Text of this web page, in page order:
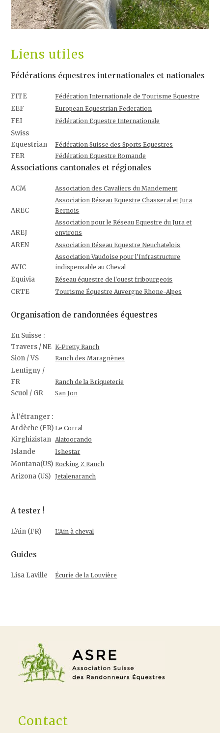
Liens utiles
Fédérations équestres internationales et nationales
FITE Fédération Internationale de Tourisme Équestre
EEF European Equestrian Federation
FEI Fédération Equestre Internationale
Swiss
Equestrian
Fédération Suisse des Sports Equestres
FER Fédération Equestre Romande
Associations cantonales et régionales
ACM Association des Cavaliers du Mandement
AREC
Association Réseau Equestre Chasseral et Jura
Bernois
AREJ
Association pour le Réseau Equestre du Jura et
environs
AREN Association Réseau Equestre Neuchatelois
AVIC
Association Vaudoise pour l'Infrastructure
indispensable au Cheval
Equivia Réseau équestre de l'ouest fribourgeois
CRTE Tourisme Équestre Auvergne Rhone-Alpes
Organisation de randonnées équestres
En Suisse :
Travers / NE K-Pretty Ranch
Sion / VS Ranch des Maragnènes
Lentigny /
FR
Ranch de la Briqueterie
Scuol / GR San Jon
À l'étranger :
Ardèche (FR) Le Corral
Kirghizistan Alatoorando
Islande Ishestar
Montana(US) Rocking Z Ranch
Arizona (US) Jetalenaranch
A tester !
L'Ain (FR) L'Ain à cheval
Guides
Lisa Laville Écurie de la Louvière
Contact